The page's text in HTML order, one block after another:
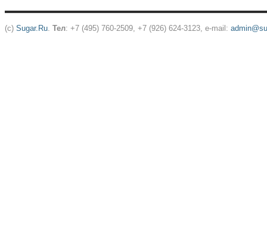
(c) Sugar.Ru. Тел: +7 (495) 760-2509, +7 (926) 624-3123, e-mail: